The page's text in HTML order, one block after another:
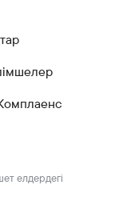
елдердегі